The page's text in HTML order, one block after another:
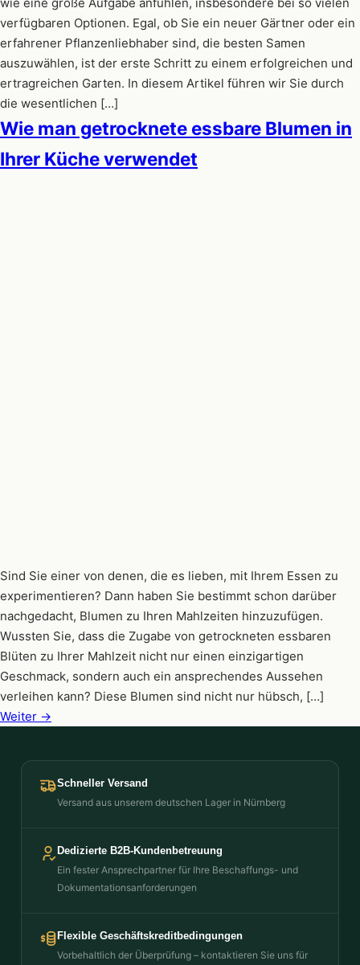
verfügbaren Optionen. Egal, ob Sie ein neuer Gärtner oder ein
erfahrener Pflanzenliebhaber sind, die besten Samen
auszuwählen, ist der erste Schritt zu einem erfolgreichen und
ertragreichen Garten. In diesem Artikel führen wir Sie durch
die wesentlichen […]
Wie man getrocknete essbare Blumen in
Ihrer Küche verwendet
Sind Sie einer von denen, die es lieben, mit Ihrem Essen zu
experimentieren? Dann haben Sie bestimmt schon darüber
nachgedacht, Blumen zu Ihren Mahlzeiten hinzuzufügen.
Wussten Sie, dass die Zugabe von getrockneten essbaren
Blüten zu Ihrer Mahlzeit nicht nur einen einzigartigen
Geschmack, sondern auch ein ansprechendes Aussehen
verleihen kann? Diese Blumen sind nicht nur hübsch, […]
Weiter →
Schneller Versand
Versand aus unserem deutschen Lager in Nürnberg
Dedizierte B2B-Kundenbetreuung
Ein fester Ansprechpartner für Ihre Beschaffungs- und
Dokumentationsanforderungen
Flexible Geschäftskreditbedingungen
Vorbehaltlich der Überprüfung – kontaktieren Sie uns für